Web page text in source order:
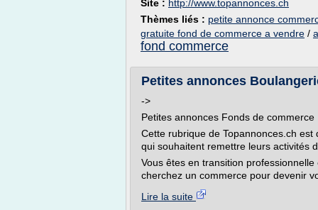
Site : http://www.topannonces.ch
Thèmes liés : petite annonce
gratuite fond de commerce a vendre /
fond commerce
Petites annonces
->
Petites annonces Fonds de
Cette rubrique de Topannonces.ch
qui souhaitent remettre leurs activités
Vous êtes en transition
cherchez un commerce pour devenir
Lire la suite